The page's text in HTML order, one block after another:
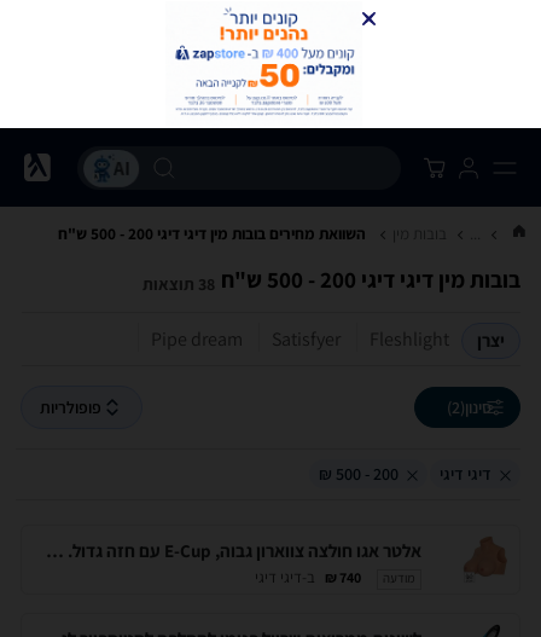
בובות מין השוואת מחירים בובות מין ‏דיגי דיגי ‏200 - 500 ‏ש"ח
בובות מין ‏דיגי דיגי ‏200 - 500 ‏ש"ח 38 תוצאות
יצרן Fleshlight
Satisfyer
Pipe dream
סינון(2) פופולריות
דיגי דיגי 200 - 500 ₪
אלטר אגו חולצה צווארון גבוה, E-Cup עם חזה גדול. AlterEgo-16984
מודעה 740 ₪ ב-דיגי דיגי